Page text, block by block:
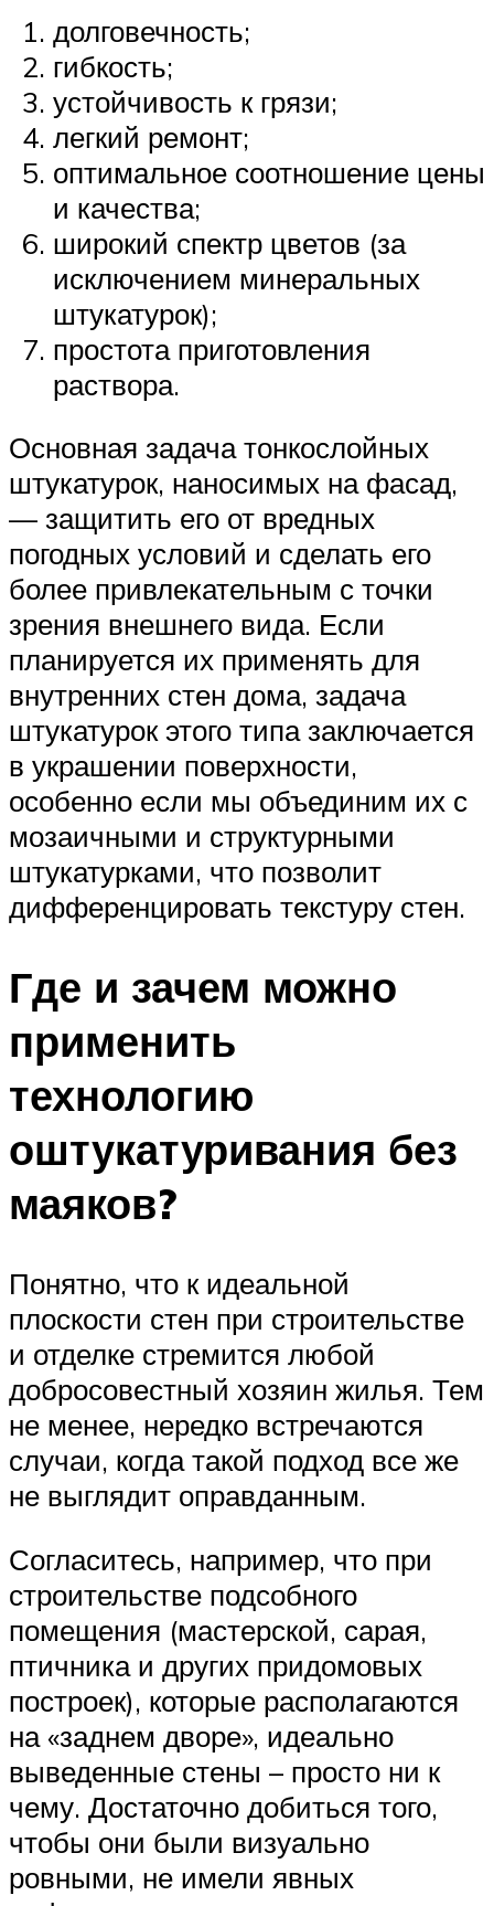
долговечность;
гибкость;
устойчивость к грязи;
легкий ремонт;
оптимальное соотношение цены
и качества;
широкий спектр цветов (за
исключением минеральных
штукатурок);
простота приготовления
раствора.
Основная задача тонкослойных
штукатурок, наносимых на фасад,
— защитить его от вредных
погодных условий и сделать его
более привлекательным с точки
зрения внешнего вида. Если
планируется их применять для
внутренних стен дома, задача
штукатурок этого типа заключается
в украшении поверхности,
особенно если мы объединим их с
мозаичными и структурными
штукатурками, что позволит
дифференцировать текстуру стен.
Где и зачем можно
применить
технологию
оштукатуривания без
маяков?
Понятно, что к идеальной
плоскости стен при строительстве
и отделке стремится любой
добросовестный хозяин жилья. Тем
не менее, нередко встречаются
случаи, когда такой подход все же
не выглядит оправданным.
Согласитесь, например, что при
строительстве подсобного
помещения (мастерской, сарая,
птичника и других придомовых
построек), которые располагаются
на «заднем дворе», идеально
выведенные стены – просто ни к
чему. Достаточно добиться того,
чтобы они были визуально
ровными, не имели явных